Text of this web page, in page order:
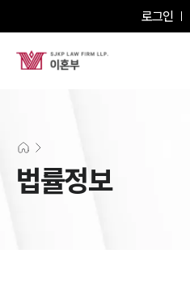
로그인
법률정보